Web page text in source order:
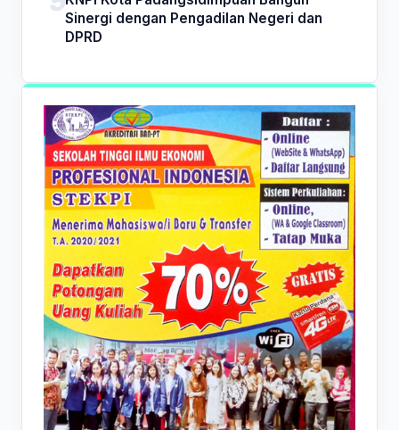
Sinergi dengan Pengadilan Negeri dan
DPRD